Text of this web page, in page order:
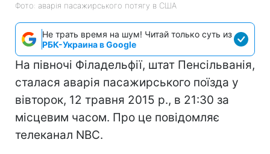
Фото: аварія пасажирського потягу в США
Не трать время на шум! Читай только суть из
РБК-Украина в Google
На півночі Філадельфії, штат Пенсільванія,
сталася аварія пасажирського поїзда у
вівторок, 12 травня 2015 р., в 21:30 за
місцевим часом. Про це повідомляє
телеканал NBC.